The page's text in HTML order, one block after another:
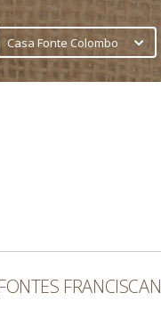
Casa Fonte Colombo
FONTES